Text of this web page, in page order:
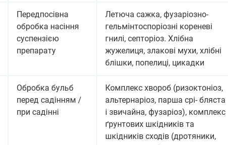
Передпосівна
обробка насіння
суспензією
препарату
Летюча сажка, фузаріозно-
гельмінтоспоріозні кореневі
гнилі, септоріоз. Хлібна
жужелиця, злакові мухи, хлібні
блішки, попелиці, цикадки
Обробка бульб
перед садінням /
при садінні
Комплекс хвороб (ризоктоніоз,
альтернаріоз, парша срі- бляста
і звичайна, фузаріоз), комплекс
ґрунтових шкідників та
шкідників сходів (дротяники,